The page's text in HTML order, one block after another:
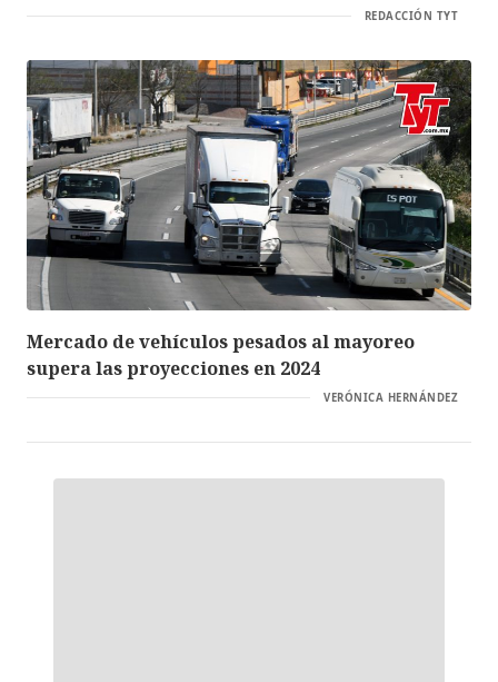
REDACCIÓN TYT
Mercado de vehículos pesados al mayoreo
supera las proyecciones en 2024
VERÓNICA HERNÁNDEZ